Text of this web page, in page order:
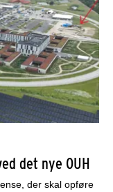
det nye OUH
der skal opføre